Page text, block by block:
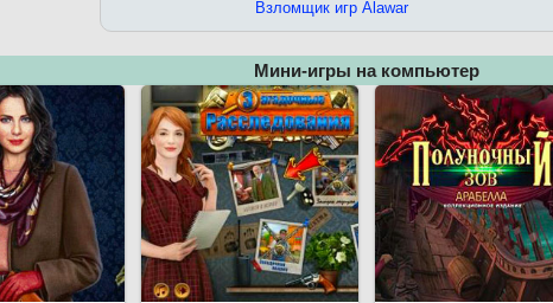
Взломщик игр Alawar
Мини-игры на компьютер